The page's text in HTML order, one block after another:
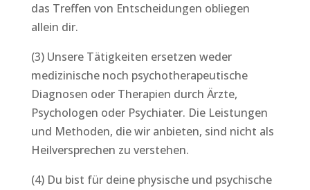
das Treffen von Entscheidungen obliegen
allein dir.
(3) Unsere Tätigkeiten ersetzen weder
medizinische noch psychotherapeutische
Diagnosen oder Therapien durch Ärzte,
Psychologen oder Psychiater. Die Leistungen
und Methoden, die wir anbieten, sind nicht als
Heilversprechen zu verstehen.
(4) Du bist für deine physische und psychische